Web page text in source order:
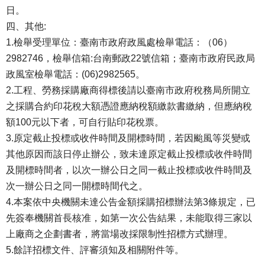
日。
四、其他:
1.檢舉受理單位：臺南市政府政風處檢舉電話：（06）
2982746，檢舉信箱:台南郵政22號信箱；臺南市政府民政局
政風室檢舉電話：(06)2982565。
2.工程、勞務採購廠商得標後請以臺南市政府稅務局所開立
之採購合約印花稅大額憑證應納稅額繳款書繳納，但應納稅
額100元以下者，可自行貼印花稅票。
3.原定截止投標或收件時間及開標時間，若因颱風等災變或
其他原因而該日停止辦公，致未達原定截止投標或收件時間
及開標時間者，以次一辦公日之同一截止投標或收件時間及
次一辦公日之同一開標時間代之。
4.本案依中央機關未達公告金額採購招標辦法第3條規定，已
先簽奉機關首長核准，如第一次公告結果，未能取得三家以
上廠商之企劃書者，將當場改採限制性招標方式辦理。
5.餘詳招標文件、評審須知及相關附件等。